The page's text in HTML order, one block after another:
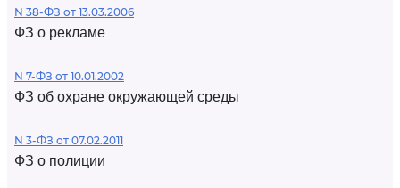
N 38-ФЗ от 13.03.2006
ФЗ о рекламе
N 7-ФЗ от 10.01.2002
ФЗ об охране окружающей среды
N 3-ФЗ от 07.02.2011
ФЗ о полиции